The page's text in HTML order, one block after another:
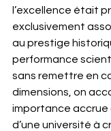
l’excellence était
exclusivement
au prestige
performance
sans remettre en
dimensions, on
importance accrue
d’une université à